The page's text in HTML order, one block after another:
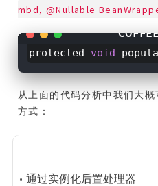
mbd, @Nullable
protected void
从上面的代码分析中我们大
方式：
• 通过实例化后置处理器